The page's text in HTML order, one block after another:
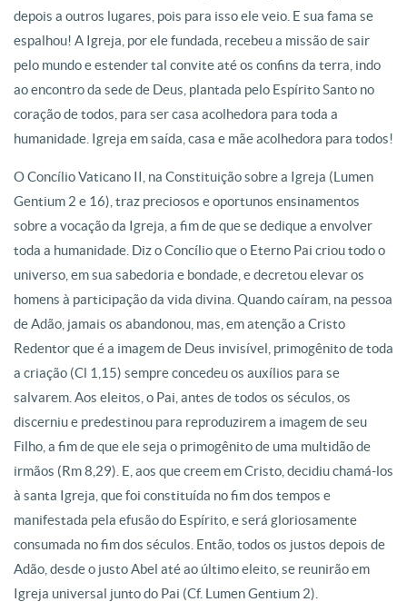
depois a outros lugares, pois para isso ele veio. E sua fama se
espalhou! A Igreja, por ele fundada, recebeu a missão de sair
pelo mundo e estender tal convite até os confins da terra, indo
ao encontro da sede de Deus, plantada pelo Espírito Santo no
coração de todos, para ser casa acolhedora para toda a
humanidade. Igreja em saída, casa e mãe acolhedora para todos!
O Concílio Vaticano II, na Constituição sobre a Igreja (Lumen
Gentium 2 e 16), traz preciosos e oportunos ensinamentos
sobre a vocação da Igreja, a fim de que se dedique a envolver
toda a humanidade. Diz o Concílio que o Eterno Pai criou todo o
universo, em sua sabedoria e bondade, e decretou elevar os
homens à participação da vida divina. Quando caíram, na pessoa
de Adão, jamais os abandonou, mas, em atenção a Cristo
Redentor que é a imagem de Deus invisível, primogênito de toda
a criação (Cl 1,15) sempre concedeu os auxílios para se
salvarem. Aos eleitos, o Pai, antes de todos os séculos, os
discerniu e predestinou para reproduzirem a imagem de seu
Filho, a fim de que ele seja o primogênito de uma multidão de
irmãos (Rm 8,29). E, aos que creem em Cristo, decidiu chamá-los
à santa Igreja, que foi constituída no fim dos tempos e
manifestada pela efusão do Espírito, e será gloriosamente
consumada no fim dos séculos. Então, todos os justos depois de
Adão, desde o justo Abel até ao último eleito, se reunirão em
Igreja universal junto do Pai (Cf. Lumen Gentium 2).